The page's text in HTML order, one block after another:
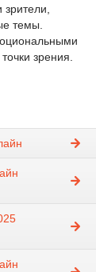
темы.
зрения.